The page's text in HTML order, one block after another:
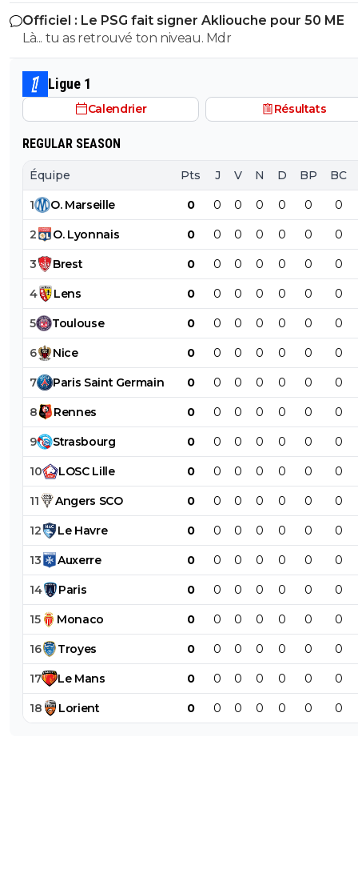
Officiel : Le PSG fait signer Akliouche pour 50 ME
Là... tu as retrouvé ton niveau. Mdr
Ligue 1
Calendrier Résultats
REGULAR SEASON
Équipe Pts J V N D BP BC
1 O. Marseille 0 0 0 0 0 0 0
2 O. Lyonnais 0 0 0 0 0 0 0
3 Brest 0 0 0 0 0 0 0
4 Lens 0 0 0 0 0 0 0
5 Toulouse 0 0 0 0 0 0 0
6 Nice 0 0 0 0 0 0 0
7 Paris Saint Germain 0 0 0 0 0 0 0
8 Rennes 0 0 0 0 0 0 0
9 Strasbourg 0 0 0 0 0 0 0
10 LOSC Lille 0 0 0 0 0 0 0
11 Angers SCO 0 0 0 0 0 0 0
12 Le Havre 0 0 0 0 0 0 0
13 Auxerre 0 0 0 0 0 0 0
14 Paris 0 0 0 0 0 0 0
15 Monaco 0 0 0 0 0 0 0
16 Troyes 0 0 0 0 0 0 0
17 Le Mans 0 0 0 0 0 0 0
18 Lorient 0 0 0 0 0 0 0